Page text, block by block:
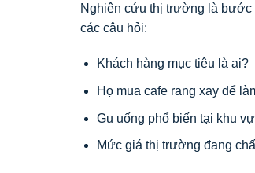
Nghiên cứu thị trường là
các câu hỏi:
Khách hàng mục tiêu là ai?
Họ mua cafe rang xay để
Gu uống phổ biến tại khu
Mức giá thị trường đang